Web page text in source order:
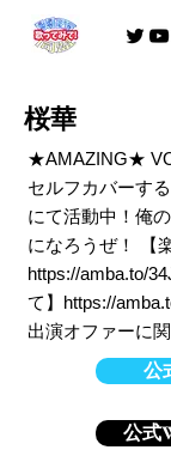
桜華
★AMAZING★
セルフカバーす
にて活動中！俺
になろうぜ！ 【
https://amba.to/
て】 https://
出演オファーに
公
公式